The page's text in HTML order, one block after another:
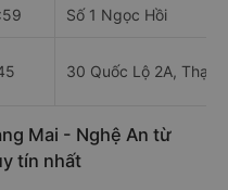
Số 1 Ngọc Hồi
30 Quốc Lộ 2A,
Mai - Nghệ An từ
tín nhất